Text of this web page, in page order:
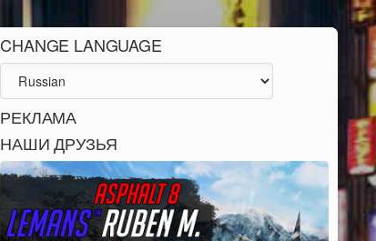
CHANGE LANGUAGE
РЕКЛАМА
НАШИ ДРУЗЬЯ